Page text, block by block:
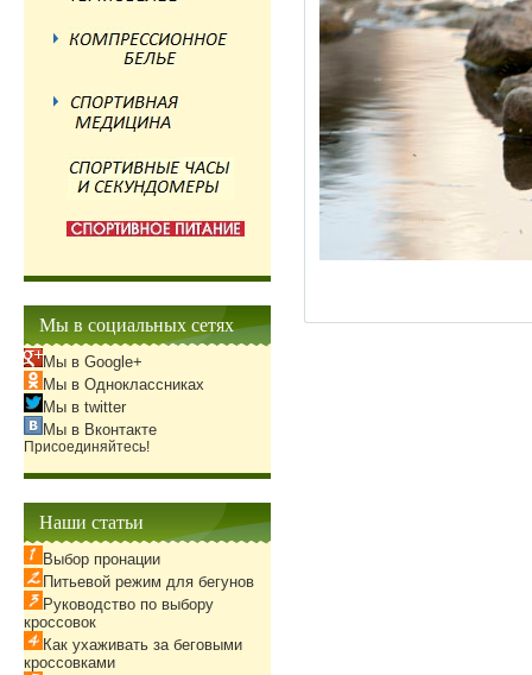
Мы в социальных сетях
Мы в Google+
Мы в Одноклассниках
Мы в twitter
Мы в Вконтакте
Присоединяйтесь!
Наши статьи
Выбор пронации
Питьевой режим для бегунов
Руководство по выбору
кроссовок
Как ухаживать за беговыми
кроссовками